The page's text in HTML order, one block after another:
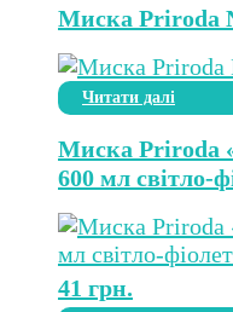
Миска Priroda
Читати далі
Миска Priroda
600 мл світло-
41 грн.